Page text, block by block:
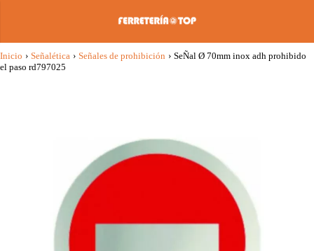
Inicio › Señalética › Señales de prohibición › SeÑal Ø 70mm inox adh prohibido
el paso rd797025